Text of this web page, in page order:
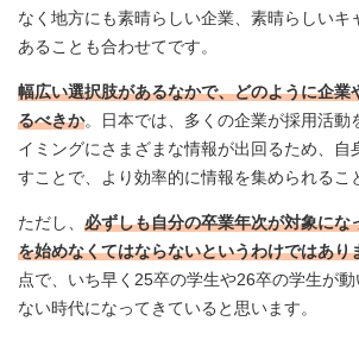
なく地方にも素晴らしい企業、素晴らしいキ
あることも合わせてです。
幅広い選択肢があるなかで、どのように企業
るべきか。日本では、多くの企業が採用活動
イミングにさまざまな情報が出回るため、自
すことで、より効率的に情報を集められるこ
ただし、 必ずしも自分の卒業年次が対象にな
を始めなくてはならないというわけではあり
点で、いち早く25卒の学生や26卒の学生が
ない時代になってきていると思います。